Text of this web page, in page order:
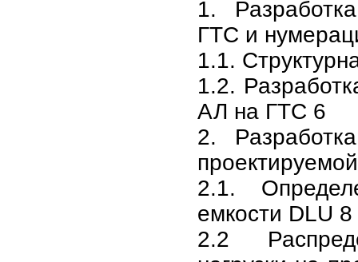
1.
ГТС и
1.1.
1.2.
АЛ на ГТС 6
2.
2.1.
емкости DLU 8
2.2